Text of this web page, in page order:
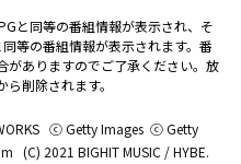
と同等の番組情報が表示され、そ
等の番組情報が表示されます。番
がありますのでご了承ください。放
削除されます。
ⓒ Getty Images ⓒ Getty
(C) 2021 BIGHIT MUSIC / HYBE.